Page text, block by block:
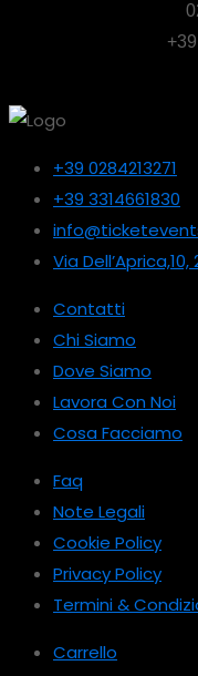
+39 0284213271
+39 3314661830
Via
Contatti
Chi Siamo
Dove Siamo
Lavora Con Noi
Cosa Facciamo
Faq
Note Legali
Cookie Policy
Privacy Policy
Termini &
Carrello